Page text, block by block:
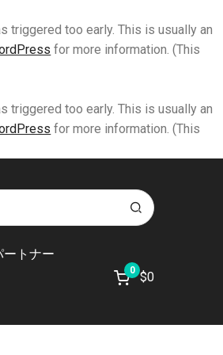
triggered too early. This is usually an
for more information. (This
triggered too early. This is usually an
for more information. (This
ートナー
0 $0